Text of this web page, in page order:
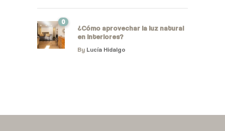
0
¿Cómo aprovechar la luz natural
en interiores?
By Lucía Hidalgo